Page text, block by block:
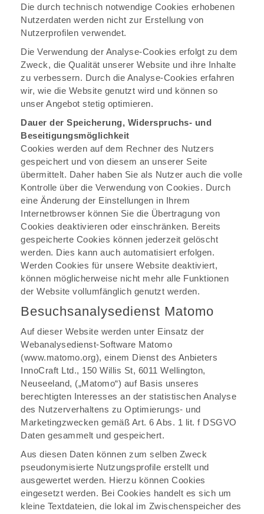
Die durch technisch notwendige Cookies erhobenen
Nutzerdaten werden nicht zur Erstellung von
Nutzerprofilen verwendet.
Die Verwendung der Analyse-Cookies erfolgt zu dem
Zweck, die Qualität unserer Website und ihre Inhalte
zu verbessern. Durch die Analyse-Cookies erfahren
wir, wie die Website genutzt wird und können so
unser Angebot stetig optimieren.
Dauer der Speicherung, Widerspruchs- und
Beseitigungsmöglichkeit
Cookies werden auf dem Rechner des Nutzers
gespeichert und von diesem an unserer Seite
übermittelt. Daher haben Sie als Nutzer auch die volle
Kontrolle über die Verwendung von Cookies. Durch
eine Änderung der Einstellungen in Ihrem
Internetbrowser können Sie die Übertragung von
Cookies deaktivieren oder einschränken. Bereits
gespeicherte Cookies können jederzeit gelöscht
werden. Dies kann auch automatisiert erfolgen.
Werden Cookies für unsere Website deaktiviert,
können möglicherweise nicht mehr alle Funktionen
der Website vollumfänglich genutzt werden.
Besuchsanalysedienst Matomo
Auf dieser Website werden unter Einsatz der
Webanalysedienst-Software Matomo
(www.matomo.org), einem Dienst des Anbieters
InnoCraft Ltd., 150 Willis St, 6011 Wellington,
Neuseeland, („Matomo“) auf Basis unseres
berechtigten Interesses an der statistischen Analyse
des Nutzerverhaltens zu Optimierungs- und
Marketingzwecken gemäß Art. 6 Abs. 1 lit. f DSGVO
Daten gesammelt und gespeichert.
Aus diesen Daten können zum selben Zweck
pseudonymisierte Nutzungsprofile erstellt und
ausgewertet werden. Hierzu können Cookies
eingesetzt werden. Bei Cookies handelt es sich um
kleine Textdateien, die lokal im Zwischenspeicher des